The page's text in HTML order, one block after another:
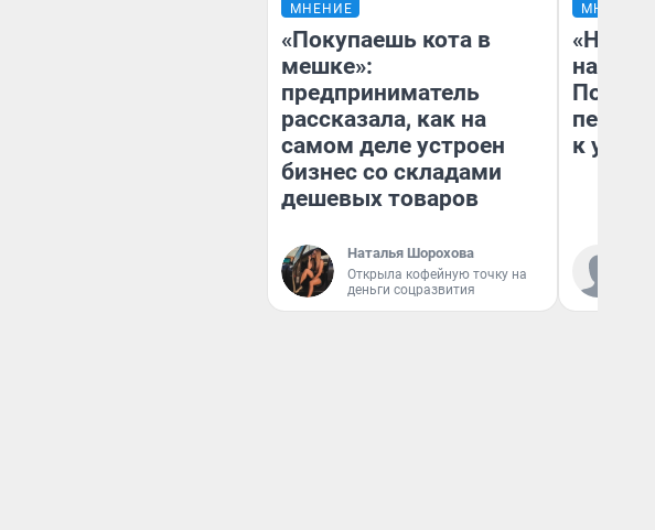
МНЕНИЕ
«Покупаешь кота в
мешке»:
предприниматель
рассказала, как на
самом деле устроен
бизнес со складами
дешевых товаров
Наталья Шорохова
Открыла кофейную точку на
деньги соцразвития
МНЕНИЕ
«Надо
надо
к